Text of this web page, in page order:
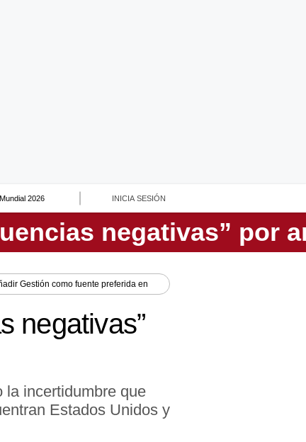
Mundial 2026 INICIA SESIÓN
Gestión como fuente preferida en
negativas”
la incertidumbre que
Estados Unidos y